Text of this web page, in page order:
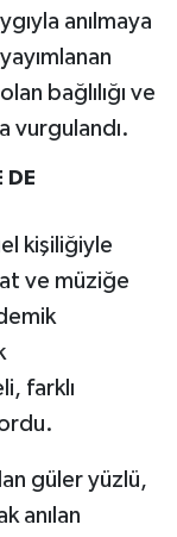
anılmaya
bağlılığı ve
vurgulandı.
DE
kişiliğiyle
ve müziğe
farklı
güler yüzlü,
anılan